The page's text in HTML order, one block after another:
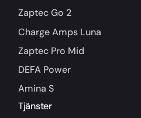
Zaptec Go 2
Charge Amps Luna
Zaptec Pro Mid
DEFA Power
Amina S
Tjänster